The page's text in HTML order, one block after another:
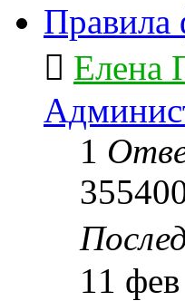
Правила
Елена
1
11